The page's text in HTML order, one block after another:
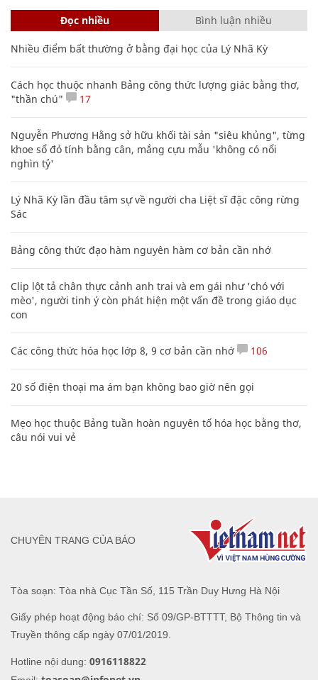
Đọc nhiều Bình luận nhiều
Nhiều điểm bất thường ở bằng đại học của Lý Nhã Kỳ
Cách học thuộc nhanh Bảng công thức lượng giác bằng thơ,
"thần chú"
17
Nguyễn Phương Hằng sở hữu khối tài sản "siêu khủng", từng
khoe sổ đỏ tính bằng cân, mắng cựu mẫu 'không có nổi
nghìn tỷ'
Lý Nhã Kỳ lần đầu tâm sự về người cha Liệt sĩ đặc công rừng
Sác
Bảng công thức đạo hàm nguyên hàm cơ bản cần nhớ
Clip lột tả chân thực cảnh anh trai và em gái như 'chó với
mèo', người tinh ý còn phát hiện một vấn đề trong giáo dục
con
Các công thức hóa học lớp 8, 9 cơ bản cần nhớ 106
20 số điện thoại ma ám bạn không bao giờ nên gọi
Mẹo học thuộc Bảng tuần hoàn nguyên tố hóa học bằng thơ,
câu nói vui vẻ
Tòa soạn: Tòa nhà Cục Tần Số, 115 Trần Duy Hưng Hà Nội
Giấy phép hoạt động báo chí: Số 09/GP-BTTTT, Bộ Thông tin và
Truyền thông cấp ngày 07/01/2019.
Hotline nội dung: 0916118822
CHUYÊN TRANG CỦA BÁO